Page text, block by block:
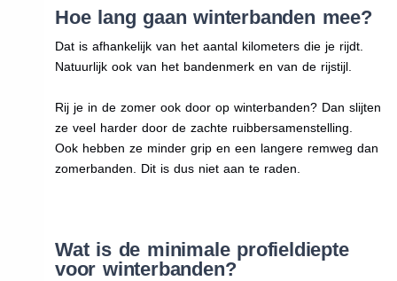
Hoe lang gaan winterbanden mee?
Dat is afhankelijk van het aantal kilometers die je rijdt.
Natuurlijk ook van het bandenmerk en van de rijstijl.
Rij je in de zomer ook door op winterbanden? Dan slijten
ze veel harder door de zachte ruibbersamenstelling.
Ook hebben ze minder grip en een langere remweg dan
zomerbanden. Dit is dus niet aan te raden.
Wat is de minimale profieldiepte
voor winterbanden?